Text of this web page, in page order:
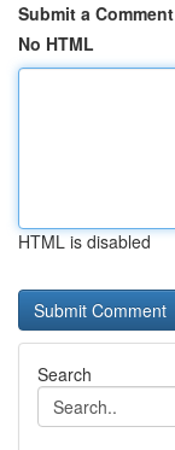
Submit a Comment
No HTML
HTML is disabled
Search